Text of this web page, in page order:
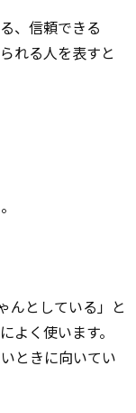
、信頼できる
れる人を表すと
んとしている」と
よく使います。
ときに向いてい